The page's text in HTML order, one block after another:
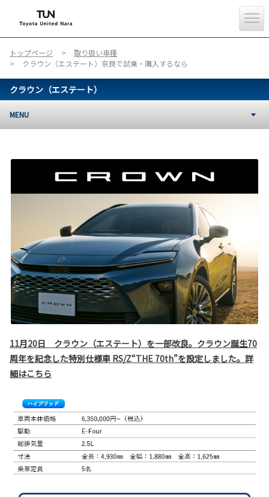
トップページ
取り扱い車種
クラウン（エステート）奈良で試乗・購入するなら
クラウン（エステート）
MENU
11月20日 クラウン（エステート）を一部改良。クラウン誕生70
周年を記念した特別仕様車 RS/Z“THE 70th”を設定しました。詳
細はこちら